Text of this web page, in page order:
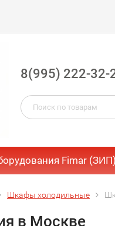
8(995) 222-32-
Fimar (ЗИП)
Шкафы холодильные
в Москве